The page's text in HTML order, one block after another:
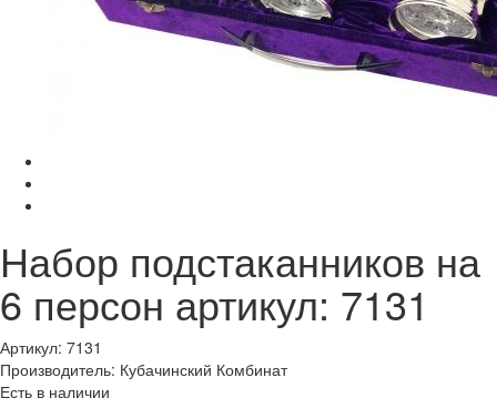
Набор подстаканников на
6 персон артикул: 7131
Артикул: 7131
Производитель: Кубачинский Комбинат
Есть в наличии